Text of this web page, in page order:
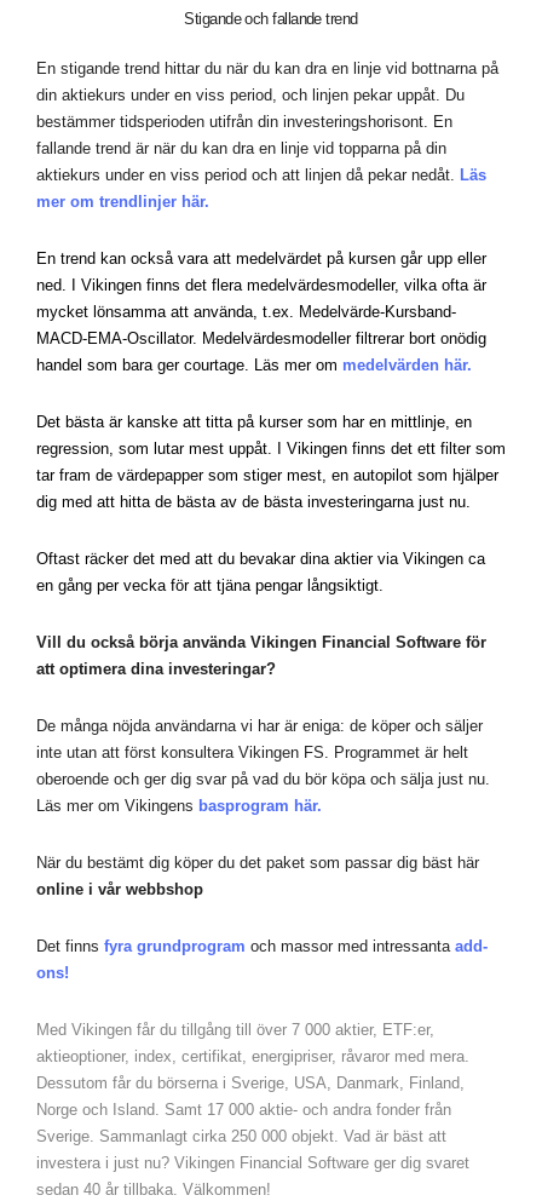
Stigande och fallande trend
En stigande trend hittar du när du kan dra en linje vid bottnarna på
din aktiekurs under en viss period, och linjen pekar uppåt. Du
bestämmer tidsperioden utifrån din investeringshorisont. En
fallande trend är när du kan dra en linje vid topparna på din
aktiekurs under en viss period och att linjen då pekar nedåt. Läs
mer om trendlinjer här.
En trend kan också vara att medelvärdet på kursen går upp eller
ned. I Vikingen finns det flera medelvärdesmodeller, vilka ofta är
mycket lönsamma att använda, t.ex. Medelvärde-Kursband-
MACD-EMA-Oscillator. Medelvärdesmodeller filtrerar bort onödig
handel som bara ger courtage. Läs mer om medelvärden här.
Det bästa är kanske att titta på kurser som har en mittlinje, en
regression, som lutar mest uppåt. I Vikingen finns det ett filter som
tar fram de värdepapper som stiger mest, en autopilot som hjälper
dig med att hitta de bästa av de bästa investeringarna just nu.
Oftast räcker det med att du bevakar dina aktier via Vikingen ca
en gång per vecka för att tjäna pengar långsiktigt.
Vill du också börja använda Vikingen Financial Software för
att optimera dina investeringar?
De många nöjda användarna vi har är eniga: de köper och säljer
inte utan att först konsultera Vikingen FS. Programmet är helt
oberoende och ger dig svar på vad du bör köpa och sälja just nu.
Läs mer om Vikingens basprogram här.
När du bestämt dig köper du det paket som passar dig bäst här
online i vår webbshop
Det finns fyra grundprogram och massor med intressanta add-
ons!
Med Vikingen får du tillgång till över 7 000 aktier, ETF:er,
aktieoptioner, index, certifikat, energipriser, råvaror med mera.
Dessutom får du börserna i Sverige, USA, Danmark, Finland,
Norge och Island. Samt 17 000 aktie- och andra fonder från
Sverige. Sammanlagt cirka 250 000 objekt. Vad är bäst att
investera i just nu? Vikingen Financial Software ger dig svaret
sedan 40 år tillbaka. Välkommen!